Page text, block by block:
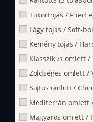
Tükörtojás / Fried
Lágy tojás / Soft-
Kemény tojás /
Klasszikus omlett /
Zöldséges omlett /
Sajtos omlett /
Mediterrán omlett
Magyaros omlett /